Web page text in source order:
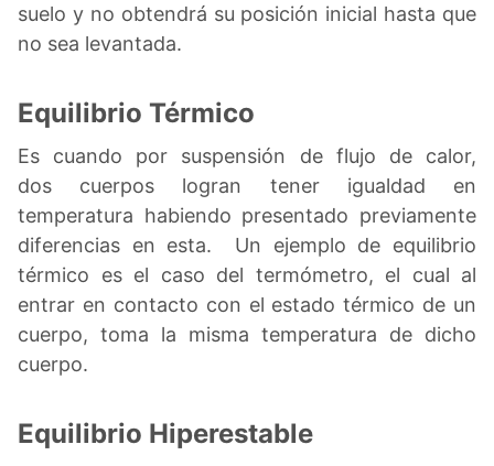
suelo y no obtendrá su posición inicial hasta que
no sea levantada.
Equilibrio Térmico
Es cuando por suspensión de flujo de calor,
dos cuerpos logran tener igualdad en
temperatura habiendo presentado previamente
diferencias en esta. Un ejemplo de equilibrio
térmico es el caso del termómetro, el cual al
entrar en contacto con el estado térmico de un
cuerpo, toma la misma temperatura de dicho
cuerpo.
Equilibrio Hiperestable